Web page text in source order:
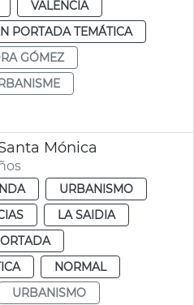
VALENCIA
PORTADA TEMÁTICA
GÓMEZ
Mónica
URBANISMO
LA SAIDIA
NORMAL
URBANISMO